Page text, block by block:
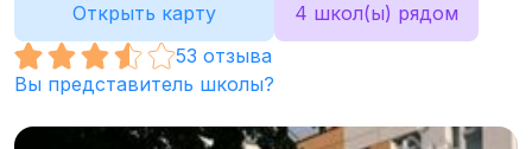
Открыть карту
4 школ(ы) рядом
53 отзыва
Вы представитель школы?